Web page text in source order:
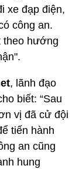
xe đạp điện,
công an.
theo hướng
, lãnh đạo
biết: “Sau
vị đã cử đội
tiến hành
an cũng
hung